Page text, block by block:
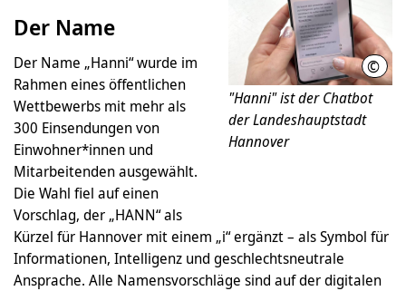
© LHH
"Hanni" ist der Chatbot
der Landeshauptstadt
Hannover
Der Name
Der Name „Hanni“ wurde im
Rahmen eines öffentlichen
Wettbewerbs mit mehr als
300 Einsendungen von
Einwohner*innen und
Mitarbeitenden ausgewählt.
Die Wahl fiel auf einen
Vorschlag, der „HANN“ als
Kürzel für Hannover mit einem „i“ ergänzt – als Symbol für
Informationen, Intelligenz und geschlechtsneutrale
Ansprache. Alle Namensvorschläge sind auf der digitalen